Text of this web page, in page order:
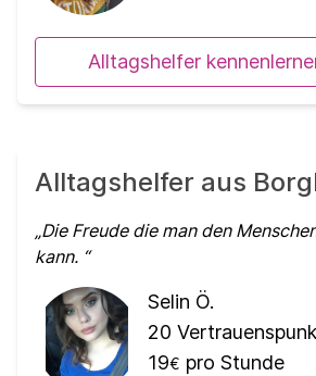
Alltagshelfer
Alltagshelfer aus
Die Freude die man den
kann.
Selin Ö.
20
19€ pro Stunde